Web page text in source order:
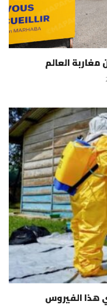
هذا الفيروس